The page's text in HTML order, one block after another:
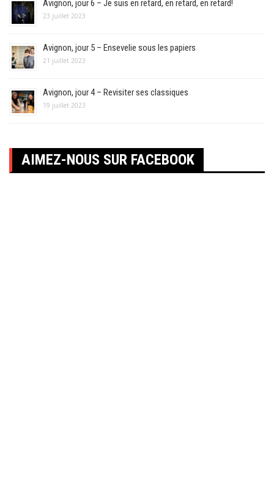
Avignon, jour 6 – Je suis en retard, en retard, en retard!
23 juillet 2023
Avignon, jour 5 – Ensevelie sous les papiers
21 juillet 2023
Avignon, jour 4 – Revisiter ses classiques
19 juillet 2023
AIMEZ-NOUS SUR FACEBOOK